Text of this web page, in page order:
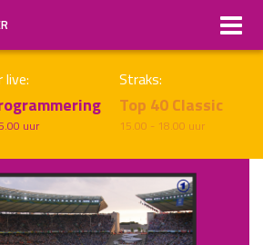
live:
uur
Straks:
Top 40 Classic
15.00 - 18.00 uur
uur 1 van x Volgend uur